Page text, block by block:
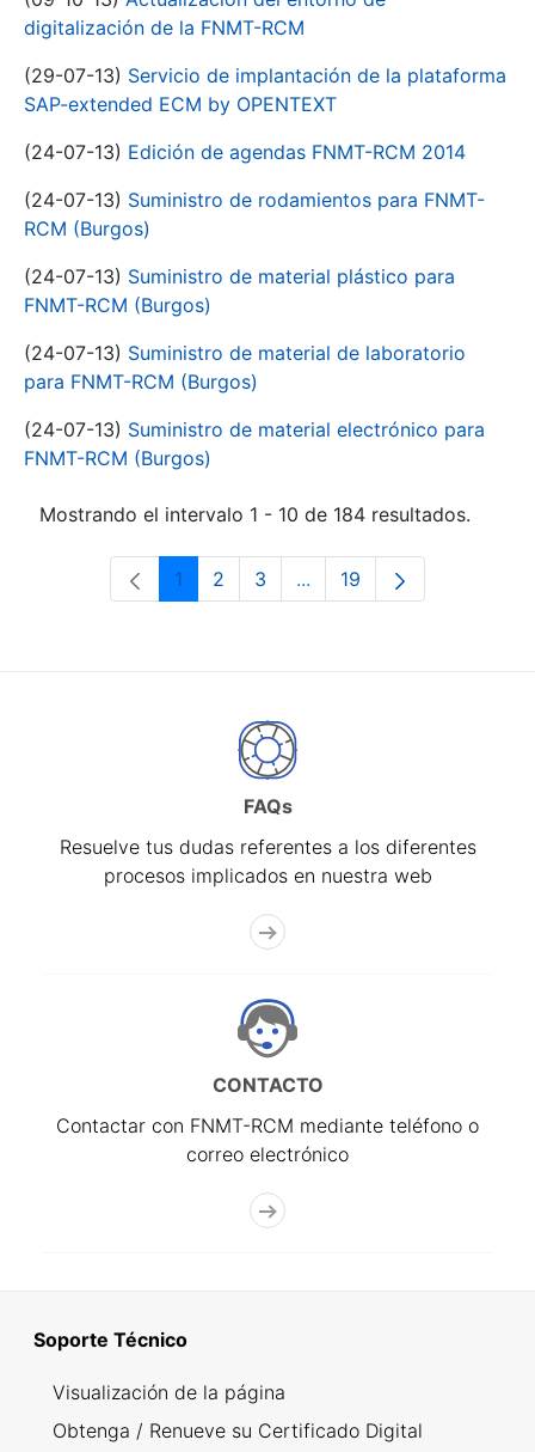
digitalización de la FNMT-RCM
(29-07-13) Servicio de implantación de la plataforma
SAP-extended ECM by OPENTEXT
(24-07-13) Edición de agendas FNMT-RCM 2014
(24-07-13) Suministro de rodamientos para FNMT-
RCM (Burgos)
(24-07-13) Suministro de material plástico para
FNMT-RCM (Burgos)
(24-07-13) Suministro de material de laboratorio
para FNMT-RCM (Burgos)
(24-07-13) Suministro de material electrónico para
FNMT-RCM (Burgos)
Mostrando el intervalo 1 - 10 de 184 resultados.
Página
1 Página
2 Página
3 ...Páginas intermedias Use
Página
19
FAQs
Resuelve tus dudas referentes a los diferentes
procesos implicados en nuestra web
CONTACTO
Contactar con FNMT-RCM mediante teléfono o
correo electrónico
Soporte Técnico
Visualización de la página
Obtenga / Renueve su Certificado Digital